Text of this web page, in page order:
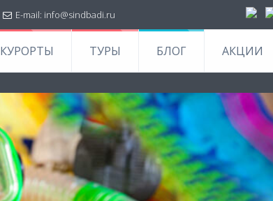
E-mail: info@sindbadi.ru
КУРОРТЫ ТУРЫ БЛОГ АКЦИИ